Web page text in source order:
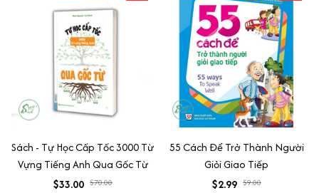
Sách - Tự Học Cấp Tốc 3000 Từ
Vựng Tiếng Anh Qua Gốc Từ
$33.00 $70.00
55 Cách Để Trở Thành Người
Giỏi Giao Tiếp
$2.99 $9.00